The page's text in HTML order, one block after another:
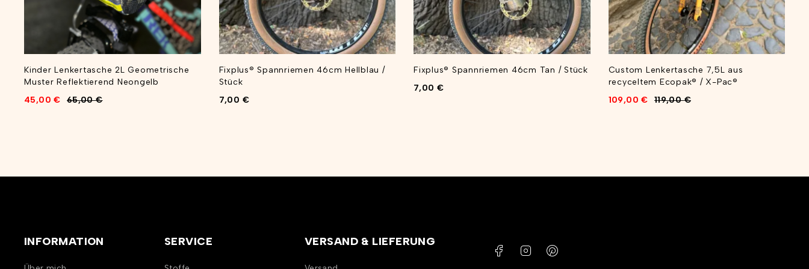
Kinder Lenkertasche 2L Geometrische
Muster Reflektierend Neongelb
65,00€
45,00€
Fixplus® Spannriemen 46cm Hellblau /
Stück
7,00 €
Fixplus® Spannriemen 46cm Tan / Stück
7,00 €
Custom Lenkertasche 7,5L aus
recyceltem Ecopak® / X-Pac®
119,00€
109,00€
INFORMATION SERVICE VERSAND & LIEFERUNG